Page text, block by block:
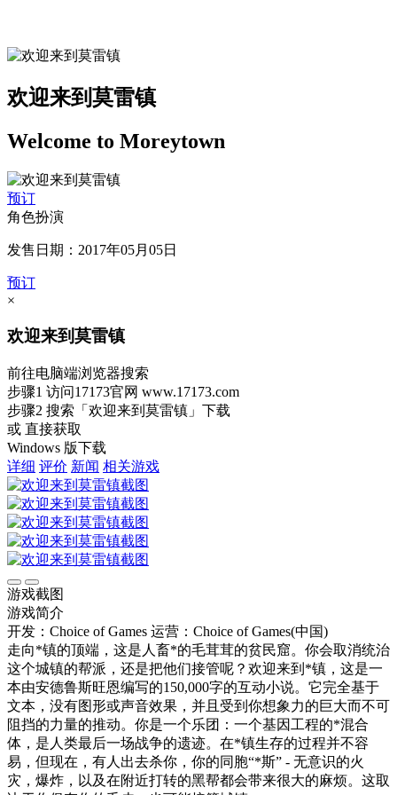
欢迎来到莫雷镇
Welcome to Moreytown
预订
角色扮演
发售日期：2017年05月05日
预订
×
欢迎来到莫雷镇
前往电脑端浏览器搜索
步骤1 访问17173官网 www.17173.com
步骤2 搜索 「欢迎来到莫雷镇」 下载
或 直接获取
Windows 版下载
详细 评价 新闻 相关游戏
游戏截图
游戏简介
开发：Choice of Games 运营：Choice of Games(中国)
走向*镇的顶端，这是人畜*的毛茸茸的贫民窟。你会取消统治
这个城镇的帮派，还是把他们接管呢？欢迎来到*镇，这是一
本由安德鲁斯旺恩编写的150,000字的互动小说。它完全基于
文本，没有图形或声音效果，并且受到你想象力的巨大而不可
阻挡的力量的推动。你是一个乐团：一个基因工程的*混合
体，是人类最后一场战争的遗迹。在*镇生存的过程并不容
易，但现在，有人出去杀你，你的同胞“*斯” - 无意识的火
灾，爆炸，以及在附近打转的黑帮都会带来很大的麻烦。这取